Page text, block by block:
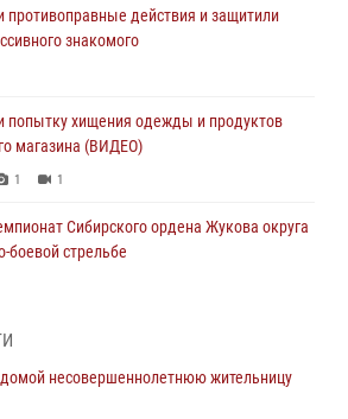
противоправные действия и защитили
знакомого
попытку хищения одежды и продуктов
магазина (ВИДЕО)
1 1
Сибирского ордена Жукова округа
боевой стрельбе
в Кемерове дебошира, устроившего
несовершеннолетнюю жительницу